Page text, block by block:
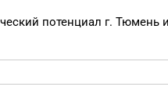
потенциал г. Тюмень